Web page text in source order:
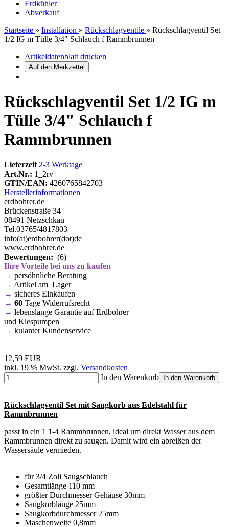
Erdkühler
Abverkauf
Startseite » Installation » Rückschlagventile » Rückschlagventil Set
1/2 IG m Tülle 3/4" Schlauch f Rammbrunnen
Artikeldatenblatt drucken
Rückschlagventil Set 1/2 IG m
Tülle 3/4" Schlauch f
Rammbrunnen
Lieferzeit 2-3 Werktage
Art.Nr.: 1_2rv
GTIN/EAN: 4260765842703
Herstellerinformationen
erdbohrer.de
Brückenstraße 34
08491 Netzschkau
Tel.03765/4817803
info(at)erdbohrer(dot)de
www.erdbohrer.de
Bewertungen: (6)
Ihre Vorteile bei uns zu kaufen
→ persöhnliche Beratung
→ Artikel am Lager
→ sicheres Einkaufen
→ 60 Tage Widerrufsrecht
→ lebenslange Garantie auf Erdbohrer
und Kiespumpen
→ kulanter Kundenservice
12,59 EUR
inkl. 19 % MwSt. zzgl. Versandkosten
In den Warenkorb
In den Warenkorb
Rückschlagventil Set mit Saugkorb aus Edelstahl für
Rammbrunnen
passt in ein 1 1-4 Rammbrunnen, ideal um direkt Wasser aus dem
Rammbrunnen direkt zu saugen. Damit wird ein abreißen der
Wassersäule vermieden.
für 3/4 Zoll Saugschlauch
Gesamtlänge 110 mm
größter Durchmesser Gehäuse 30mm
Saugkorblänge 25mm
Saugkorbdurchmesser 25mm
Maschenweite 0,8mm